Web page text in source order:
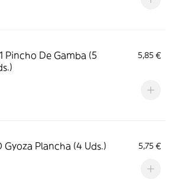
Pincho De Gamba (5
5,85 €
Gyoza Plancha (4 Uds.) 5,75 €